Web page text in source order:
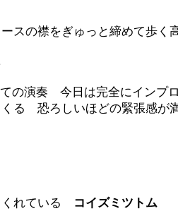
スの襟をぎゅっと締めて歩く
ての演奏 今日は完全にイン
る 恐ろしいほどの緊張感が
くれている コイズミツトム